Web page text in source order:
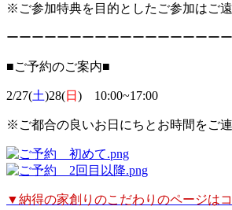
※ ご参加特典を目的としたご参加はご
ーーーーーーーーーーーーーーーーーー
■ご予約のご案内■
2/27(土)28(日 ) 10:00~17:00
※ご都合の良いお日にちとお時間をご連
▼納得の家創りのこだわりのページは